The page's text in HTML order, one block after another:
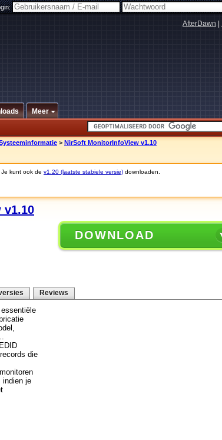
AfterDawn
Meer
> NirSoft MonitorInfoView v1.10
kunt ook de v1.20 (laatste stabiele versie) downloaden.
v1.10
DOWNLOAD
Reviews
die
indien je